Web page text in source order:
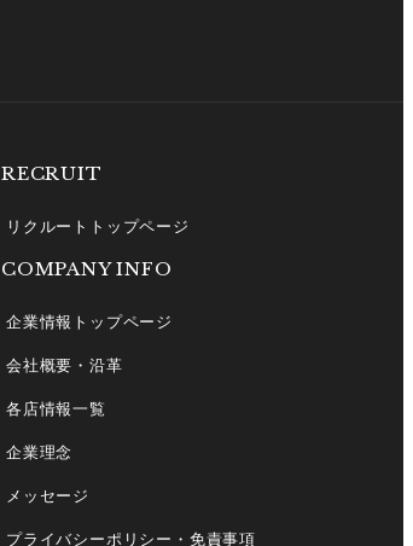
RECRUIT
リクルートトップページ
COMPANY INFO
企業情報トップページ
会社概要・沿革
各店情報一覧
企業理念
メッセージ
プライバシーポリシー・免責事項